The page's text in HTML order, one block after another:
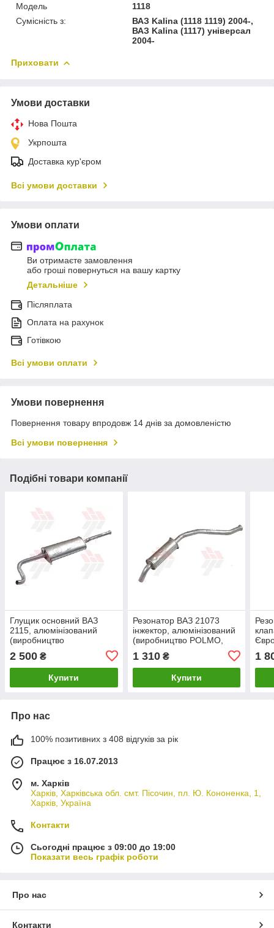
Модель
1118
Сумісність з:
ВАЗ Kalina (1118 1119) 2004-,
ВАЗ Kalina (1117) універсал
2004-
Приховати
Умови доставки
Нова Пошта
Укрпошта
Доставка кур'єром
Всі умови доставки
Умови оплати
Ви отримаєте замовлення
або гроші повернуться на вашу картку
Детальніше
Післяплата
Оплата на рахунок
Готівкою
Всі умови оплати
Умови повернення
Повернення товару впродовж 14 днів за домовленістю
Всі умови повернення
Подібні товари компанії
Глущик основний ВАЗ
2115, алюмінізований
(виробництво
2 500 ₴
Купити
Резонатор ВАЗ 21073
інжектор, алюмінізований
(виробництво POLMO,
1 310₴
Купити
1
Про нас
100% позитивних з 408 відгуків за рік
Працює з 16.07.2013
м. Харків
Харків, Харківська обл. смт. Пісочин, пл. Ю. Кононенка, 1,
Харків, Україна
Контакти
Сьогодні працює з 09:00 до 19:00
Показати весь графік роботи
Про нас
Контакти